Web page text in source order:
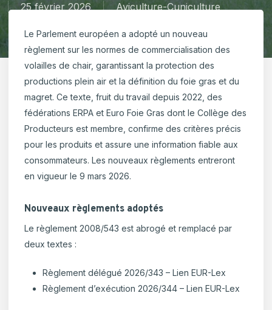
25 février 2026 Aviculture-Cuniculture
Le Parlement européen a adopté un nouveau
règlement sur les normes de commercialisation des
volailles de chair, garantissant la protection des
productions plein air et la définition du foie gras et du
magret. Ce texte, fruit du travail depuis 2022, des
fédérations ERPA et Euro Foie Gras dont le Collège des
Producteurs est membre, confirme des critères précis
pour les produits et assure une information fiable aux
consommateurs. Les nouveaux règlements entreront
en vigueur le 9 mars 2026.
Nouveaux règlements adoptés
Le règlement 2008/543 est abrogé et remplacé par
deux textes :
Règlement délégué 2026/343 – Lien EUR-Lex
Règlement d’exécution 2026/344 – Lien EUR-Lex